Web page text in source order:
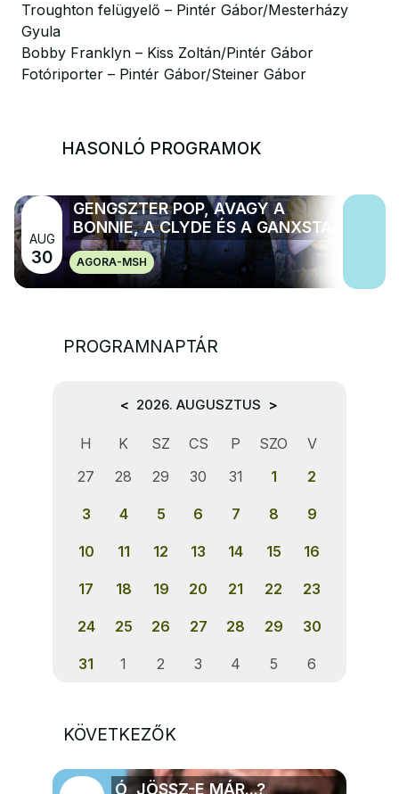
Troughton felügyelő – Pintér Gábor/Mesterházy
Gyula
Bobby Franklyn – Kiss Zoltán/Pintér Gábor
Fotóriporter – Pintér Gábor/Steiner Gábor
HASONLÓ PROGRAMOK
AUG
30
GENGSZTER POP, AVAGY A
BONNIE, A CLYDE ÉS A GANXSTA
AGORA-MSH
PROGRAMNAPTÁR
< 2026. AUGUSZTUS >
H K SZ CS P SZO
V
27
28 29 30 31 1 2
3 4 5 6 7 8 9
10 11 12 13 14 15 16
17 18 19 20 21 22 23
24 25 26 27 28 29 30
31 1 2 3 4 5 6
KÖVETKEZŐK
Ó, JÖSSZ-E MÁR...?